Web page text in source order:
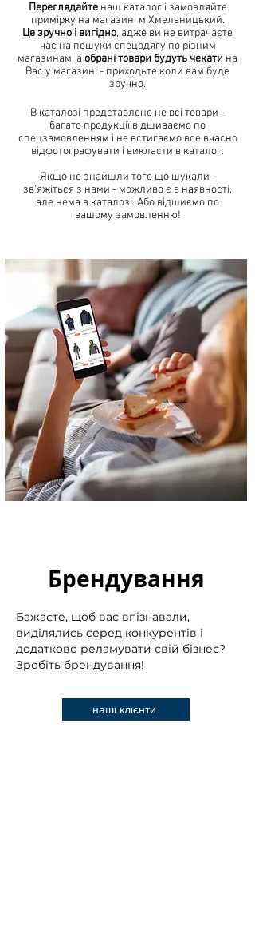
Переглядайте наш каталог і замовляйте
примірку на магазин м.Хмельницький.
Це зручно і вигідно, адже ви не витрачаєте
час на пошуки спецодягу по різним
магазинам, а обрані товари будуть чекати на
Вас у магазині - приходьте коли вам буде
зручно.
В каталозі представлено не всі товари -
багато продукції відшиваємо по
спецзамовленням і не встигаємо все вчасно
відфотографувати і викласти в каталог.
Якщо не знайшли того що шукали -
зв'яжіться з нами - можливо є в наявності,
але нема в каталозі. Або відшиємо по
вашому замовленню!
Брендування
Бажаєте, щоб вас впізнавали,
виділялись серед конкурентів і
додатково реламувати свій бізнес?
Зробіть брендування!
наші клієнти